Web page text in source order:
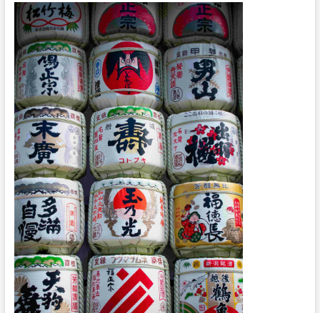
十
音
：
日
語
音
標
的
精
髓